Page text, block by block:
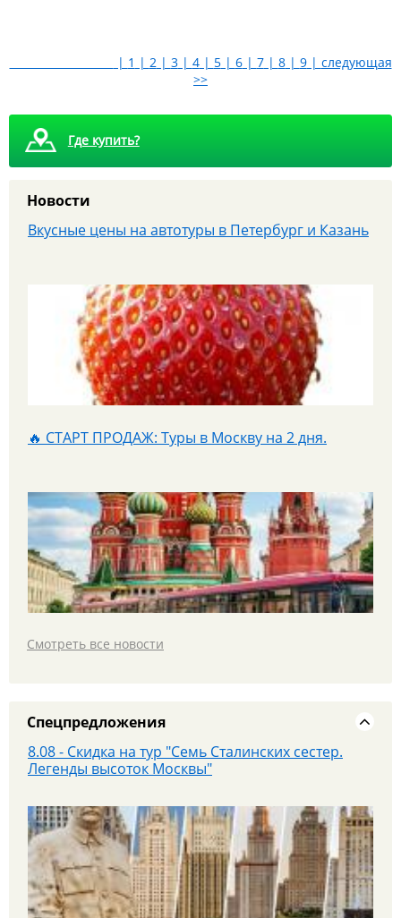
| 1 | 2| 3| 4| 5| 6| 7| 8| 9| следующая
>>
Где купить?
Новости
Вкусные цены на автотуры в Петербург и Казань
🔥 СТАРТ ПРОДАЖ: Туры в Москву на 2 дня.
Смотреть все новости
Спецпредложения
Яроблтур открывает продажи дополнительного
автобуса в Санкт‑Петербург с 20.08.26
8.08 - Скидка на тур "Семь Сталинских сестер.
Легенды высоток Москвы"